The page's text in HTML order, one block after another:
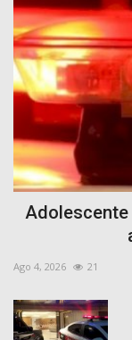
Adolescente
Ago 4, 2026 21